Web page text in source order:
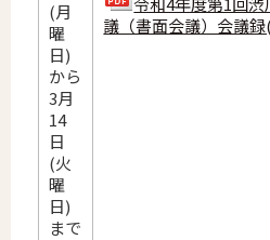
(月
曜
日)
から
3月
14
日
(火
曜
日)
まで
議（書面会議）会議